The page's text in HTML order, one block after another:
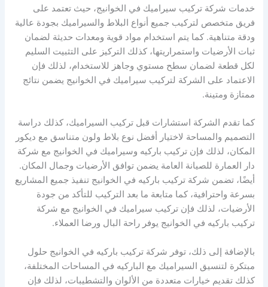
خدمات شركة تركيب سيراميك في الخوانيج، حيث تعتمد على
فريق متخصص لتركيب جميع أنواع البلاط والسيراميك بجودة عالية
ودقة متناهية. كما يتم استخدام مواد قوية ومعدات حديثة لضمان
ثبات الأرضيات واستمراريتها، كذلك التركيز على التثبيت السليم
لكل قطعة لضمان سطح مستوي وجاهز للاستخدام، لذلك فإن
الاعتماد على الشركة لتركيب سيراميك في الخوانيج يضمن نتائج
ممتازة ومتينة.
كما تقدم الشركة استشارات قبل تركيب السيراميك، كذلك دراسة
التصميم والمساحة لاختيار أفضل نوع بلاط ولون متناسق مع ديكور
المكان، لذلك فإن تركيب باركيه وسيراميك في الخوانيج مع شركة
دار العمارة للصيانة العامة يضمن توافق الأرضيات وجمال المكان.
أيضًا، تضمن شركة تركيب باركيه في الخوانيج تنفيذ جميع المشاريع
بسرعة واحترافية، كما متابعة ما بعد التركيب للتأكد من جودة
الأرضيات، لذلك فإن تركيب سيراميك في الخوانيج مع شركة
تركيب باركيه في الخوانيج يوفر راحة البال ورضا العملاء.
بالإضافة إلى ذلك، توفر شركة تركيب باركيه في الخوانيج حلول
مبتكرة لتنسيق السيراميك مع الباركيه في المساحات المختلفة،
كذلك تقديم خيارات متعددة من الألوان والتشطيبات، لذلك فإن